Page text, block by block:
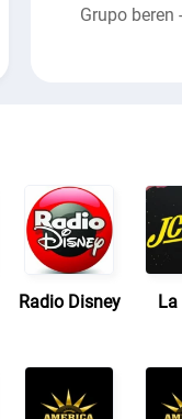
Grupo beren
Radio Disney La